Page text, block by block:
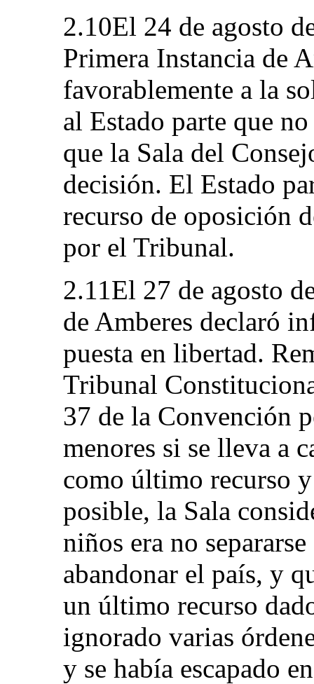
2.10El 24 de agosto
Primera Instancia de
favorablemente a la
al Estado parte que
que la Sala del
decisión. El Estado
recurso de oposición
por el Tribunal.
2.11El 27 de agosto
de Amberes declaró
puesta en libertad.
Tribunal
37 de la Convención
menores si se lleva a
como último recurso
posible, la Sala
niños era no
abandonar el país, y
un último recurso
ignorado varias
y se había escapado